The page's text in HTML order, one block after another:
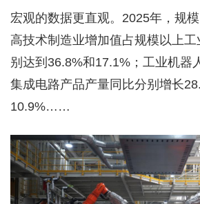
宏观的数据更直观。2025年，规模
高技术制造业增加值占规模以上
别达到36.8%和17.1%；工业机器
集成电路产品产量同比分别增长
10.9%……